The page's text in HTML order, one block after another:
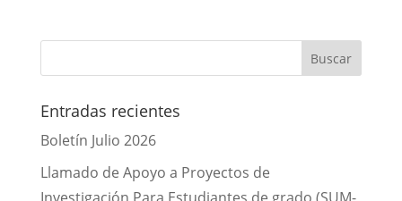
Entradas recientes
Boletín Julio 2026
Llamado de Apoyo a Proyectos de